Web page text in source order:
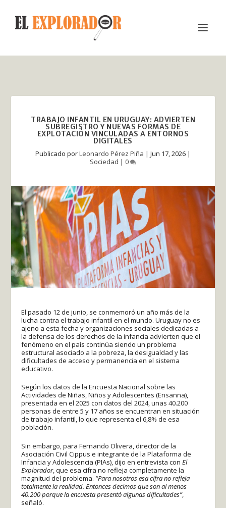
TRABAJO INFANTIL EN URUGUAY: ADVIERTEN
SUBREGISTRO Y NUEVAS FORMAS DE
EXPLOTACIÓN VINCULADAS A ENTORNOS
DIGITALES
Publicado porLeonardo Pérez Piña | Jun 17, 2026 |
Sociedad | 0
El pasado 12 de junio, se conmemoró un año más de la
lucha contra el trabajo infantil en el mundo. Uruguay no es
ajeno a esta fecha y organizaciones sociales dedicadas a
la defensa de los derechos de la infancia advierten que el
fenómeno en el país continúa siendo un problema
estructural asociado a la pobreza, la desigualdad y las
dificultades de acceso y permanencia en el sistema
educativo.
Según los datos de la Encuesta Nacional sobre las
Actividades de Niñas, Niños y Adolescentes (Ensanna),
presentada en el 2025 con datos del 2024, unas 40.200
personas de entre 5 y 17 años se encuentran en situación
de trabajo infantil, lo que representa el 6,8% de esa
población.
Sin embargo, para Fernando Olivera, director de la
Asociación Civil Cippus e integrante de la Plataforma de
Infancia y Adolescencia (PIAs), dijo en entrevista conEl
Explorador, que esa cifra no refleja completamente la
magnitud del problema. “Para nosotros esa cifra no refleja
totalmente la realidad. Entonces decimos que son al menos
40.200 porque la encuesta presentó algunas dificultades”,
señaló.